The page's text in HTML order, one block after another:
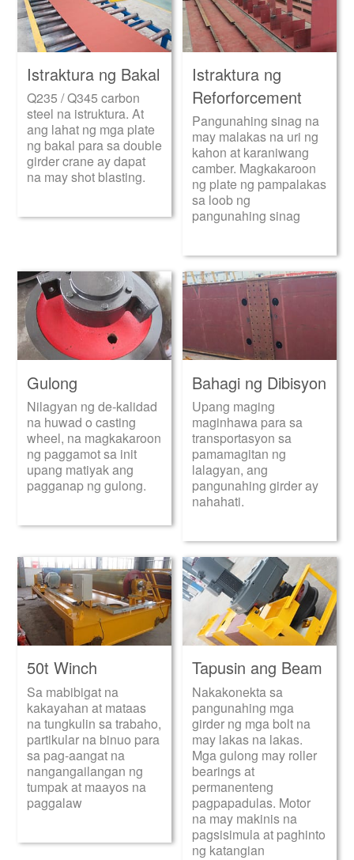
Istraktura ng Bakal
Q235 / Q345 carbon
steel na istruktura. At
ang lahat ng mga plate
ng bakal para sa double
girder crane ay dapat
na may shot blasting.
Istraktura ng
Reforforcement
Pangunahing sinag na
may malakas na uri ng
kahon at karaniwang
camber. Magkakaroon
ng plate ng pampalakas
sa loob ng
pangunahing sinag
Gulong
Nilagyan ng de-kalidad
na huwad o casting
wheel, na magkakaroon
ng paggamot sa init
upang matiyak ang
pagganap ng gulong.
Bahagi ng Dibisyon
Upang maging
maginhawa para sa
transportasyon sa
pamamagitan ng
lalagyan, ang
pangunahing girder ay
nahahati.
50t Winch
Sa mabibigat na
kakayahan at mataas
na tungkulin sa trabaho,
partikular na binuo para
sa pag-aangat na
nangangailangan ng
tumpak at maayos na
paggalaw
Tapusin ang Beam
Nakakonekta sa
pangunahing mga
girder ng mga bolt na
may lakas na lakas.
Mga gulong may roller
bearings at
permanenteng
pagpapadulas. Motor
na may makinis na
pagsisimula at paghinto
ng katangian